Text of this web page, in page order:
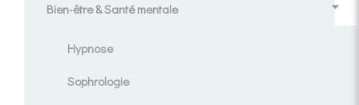
Bien-être & Santé mentale
Hypnose
Sophrologie